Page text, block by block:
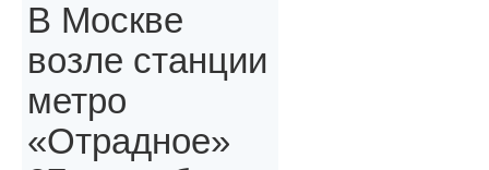
В Москве
возле станции
метро
«Отрадное»